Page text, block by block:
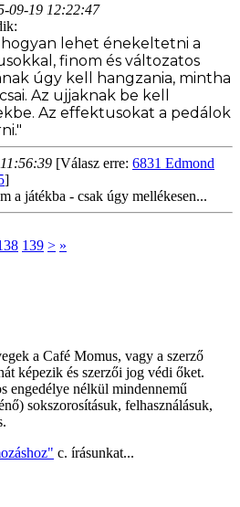
09-19 12:22:47
lehet énekeltetni a
finom és változatos
úgy kell hangzania, mintha
Az ujjaknak be kell
Az effektusokat a pedálok
[Válasz erre: 6831 Edmond
]
a játékba - csak úgy mellékesen...
139 > »
a Café Momus, vagy a szerző
képezik és szerzői jog védi őket.
engedélye nélkül mindennemű
sokszorosításuk, felhasználásuk,
c. írásunkat...